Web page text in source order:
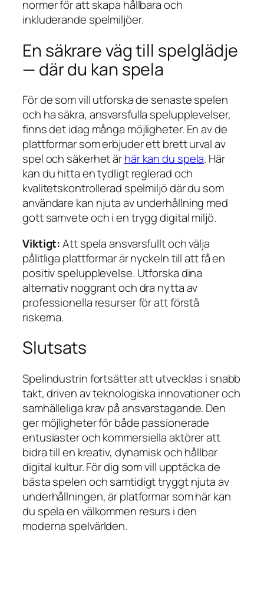
normer för att skapa hållbara och
inkluderande spelmiljöer.
En säkrare väg till spelglädje
— där du kan spela
För de som vill utforska de senaste spelen
och ha säkra, ansvarsfulla spelupplevelser,
finns det idag många möjligheter. En av de
plattformar som erbjuder ett brett urval av
spel och säkerhet ärhär kan du spela. Här
kan du hitta en tydligt reglerad och
kvalitetskontrollerad spelmiljö där du som
användare kan njuta av underhållning med
gott samvete och i en trygg digital miljö.
Viktigt:Att spela ansvarsfullt och välja
pålitliga plattformar är nyckeln till att få en
positiv spelupplevelse. Utforska dina
alternativ noggrant och dra nytta av
professionella resurser för att förstå
riskerna.
Slutsats
Spelindustrin fortsätter att utvecklas i snabb
takt, driven av teknologiska innovationer och
samhälleliga krav på ansvarstagande. Den
ger möjligheter för både passionerade
entusiaster och kommersiella aktörer att
bidra till en kreativ, dynamisk och hållbar
digital kultur. För dig som vill upptäcka de
bästa spelen och samtidigt tryggt njuta av
underhållningen, är platformar som här kan
du spela en välkommen resurs i den
moderna spelvärlden.